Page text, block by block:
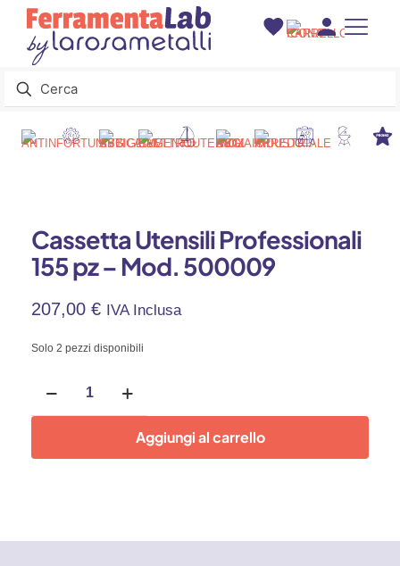
Cassetta Utensili Professionali
155 pz – Mod. 500009
207,00 € IVA Inclusa
Solo 2 pezzi disponibili
Utensili
Professionali
-
Aggiungi al carrello